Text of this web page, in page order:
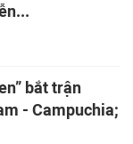
bắt trận
- Campuchia;